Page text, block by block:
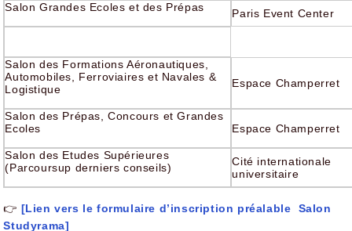
Salon Grandes Ecoles et des Prépas Paris Event Center
Salon des Formations Aéronautiques,
Automobiles, Ferroviaires et Navales &
Logistique
Espace Champerret
Salon des Prépas, Concours et Grandes
Ecoles
Espace Champerret
Salon des Etudes Supérieures
(Parcoursup derniers conseils)
Cité internationale
universitaire
👉 [Lien vers le formulaire d’inscription préalable Salon
Studyrama]